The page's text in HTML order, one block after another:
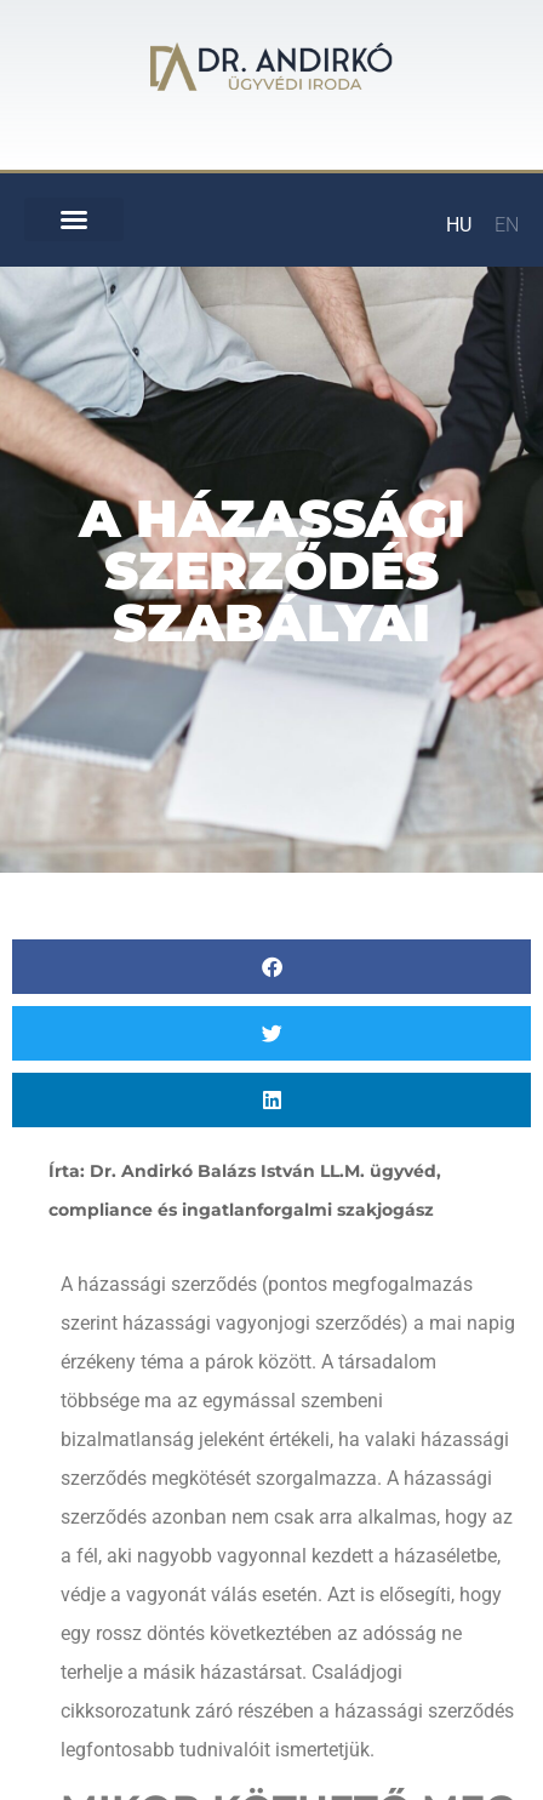
HU EN
A HÁZASSÁGI
SZERZŐDÉS
SZABÁLYAI
Írta: Dr. Andirkó Balázs István LL.M. ügyvéd,
compliance és ingatlanforgalmi szakjogász
A házassági szerződés (pontos megfogalmazás
szerint házassági vagyonjogi szerződés) a mai napig
érzékeny téma a párok között. A társadalom
többsége ma az egymással szembeni
bizalmatlanság jeleként értékeli, ha valaki házassági
szerződés megkötését szorgalmazza. A házassági
szerződés azonban nem csak arra alkalmas, hogy az
a fél, aki nagyobb vagyonnal kezdett a házaséletbe,
védje a vagyonát válás esetén. Azt is elősegíti, hogy
egy rossz döntés következtében az adósság ne
terhelje a másik házastársat. Családjogi
cikksorozatunk záró részében a házassági szerződés
legfontosabb tudnivalóit ismertetjük.